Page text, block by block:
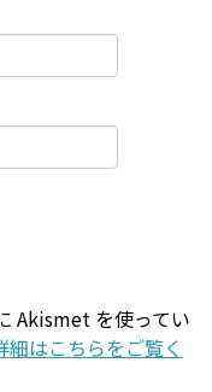
Akismet を使ってい
はこちらをご覧く